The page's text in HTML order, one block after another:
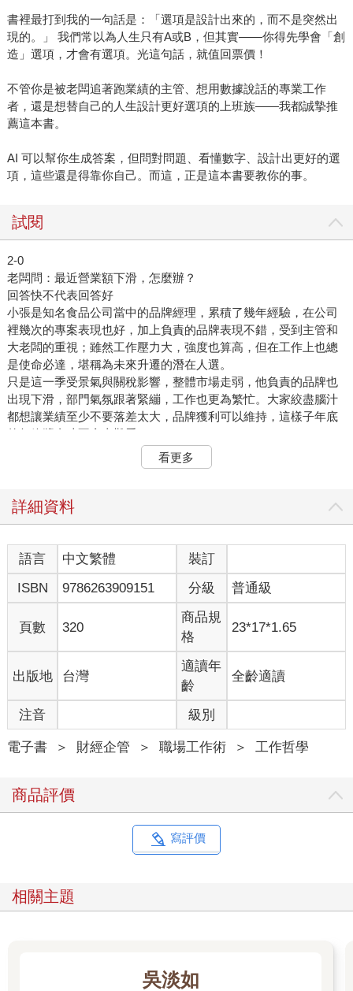
書裡最打到我的一句話是：「選項是設計出來的，而不是突然出
現的。」 我們常以為人生只有A或B，但其實——你得先學會「創
造」選項，才會有選項。光這句話，就值回票價！
不管你是被老闆追著跑業績的主管、想用數據說話的專業工作
者，還是想替自己的人生設計更好選項的上班族——我都誠摯推
薦這本書。
AI 可以幫你生成答案，但問對問題、看懂數字、設計出更好的選
項，這些還是得靠你自己。而這，正是這本書要教你的事。
試閱
2-0
老闆問：最近營業額下滑，怎麼辦？
回答快不代表回答好
小張是知名食品公司當中的品牌經理，累積了幾年經驗，在公司
裡幾次的專案表現也好，加上負責的品牌表現不錯，受到主管和
大老闆的重視；雖然工作壓力大，強度也算高，但在工作上也總
是使命必達，堪稱為未來升遷的潛在人選。
只是這一季受景氣與關稅影響，整體市場走弱，他負責的品牌也
出現下滑，部門氣氛跟著緊繃，工作也更為繁忙。大家絞盡腦汁
都想讓業績至少不要落差太大，品牌獲利可以維持，這樣子年底
的年終獎金才不會太難看。
這天，主管外出，大老闆把他叫進辦公室，開門見山：「最近營
我們雖然較去年同期少了15%，但市占還小幅提升1 個百分點。
大老闆看著小張幾秒鐘，並沒有回話。小張內心咯噔了一下，雖
然這幾年跟大老闆互動不算多，也總有主管在他跟大老闆當中協
助溝通會報，但還是對大老闆有幾分了解的，心裡知道依照大老
闆的這個反應，看來是沒有回答到點上。
但心裡面也納悶，數字都對，他對於自己市場和品牌的掌握也有
信心，到底是哪個地方沒有說對？大老闆到底希望他回答甚麼
所幸這個靜默沒有維持太久，大老闆淡淡說一句「我知道了」，
接著就揮揮手要小張回到工作崗位上。
走出辦公室，小張腦中反覆回放剛才的對話：數字沒錯、行動也
排了，為什麼老闆沒有點頭？到底少了什麼？
望著桌上一個個待解的專案與問題，他突然意識到：除了大老闆
理清先後順序。
這是很典型的工作場景，也是我在過去十多年外商職場經歷中的
開端，有時候會發生的狀況，甚至有時候老闆情緒比較不對，直
接回：「我要的答案不是這個。」或是直接發飆，也是有過的。
的掌握度很夠，到底為什麼老闆的反應不如我的預期？
重點不在「答得快」，而在「要對題」。
多數人遇到這種提問，第一反應是「把資料說清楚」、再「補一
看更多
詳細資料
語言 中文繁體
裝訂
ISBN
9786263909151 分級 普通級
頁數 320
商品規
格
23*17*1.65
出版地 台灣
適讀年
齡
全齡適讀
注音 級別
電子書 ＞ 財經企管 ＞ 職場工作術 ＞ 工作哲學
商品評價
寫評價
相關主題
吳淡如